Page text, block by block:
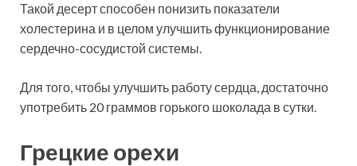
Такой десерт способен понизить показатели
холестерина и в целом улучшить функционирование
сердечно-сосудистой системы.
Для того, чтобы улучшить работу сердца, достаточно
употребить 20 граммов горького шоколада в сутки.
Грецкие орехи